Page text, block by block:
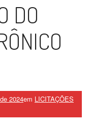
DO
2024em LICITAÇÕES